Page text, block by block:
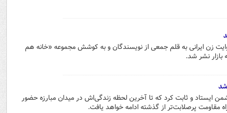
زن ایرانی به قلم جمعی از نویسندگان و به کوشش مجموعه «خانه هم
بازار نشر شد.
ایستاد و ثابت کرد که تا آخرین لحظه زندگی‌اش در میدان مبارزه حضور
مقاومت پرصلابت‌تر از گذشته ادامه خواهد یافت.